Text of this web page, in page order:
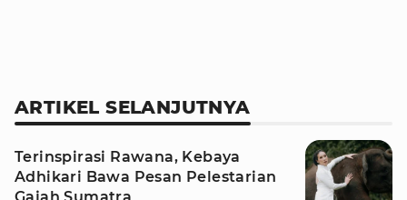
ARTIKEL SELANJUTNYA
Terinspirasi Rawana, Kebaya
Adhikari Bawa Pesan Pelestarian